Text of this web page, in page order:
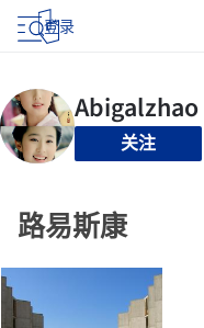
登录
关注
路易斯康